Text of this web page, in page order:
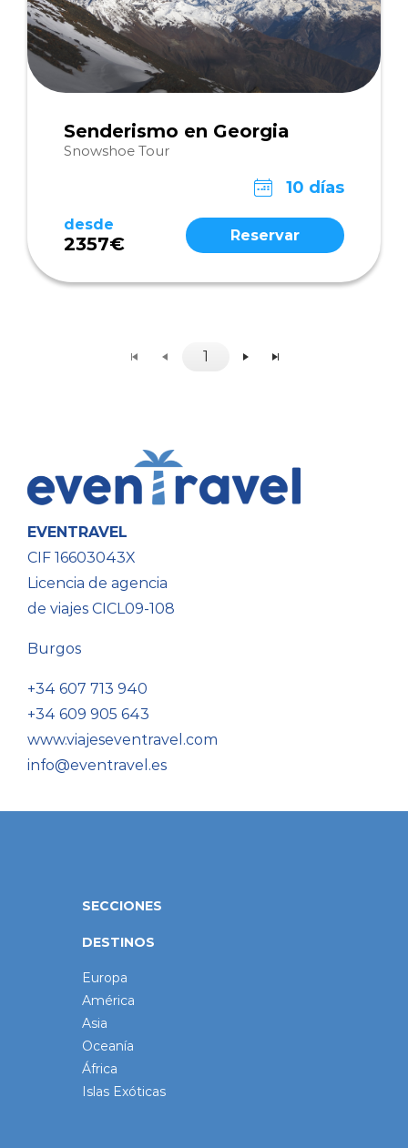
Senderismo en Georgia
Snowshoe Tour
10 días
desde
2357€ Reservar
1
EVENTRAVEL
CIF 16603043X
Licencia de agencia
de viajes CICL09-108
Burgos
+34 607 713 940
+34 609 905 643
www.viajeseventravel.com
info@eventravel.es
SECCIONES
DESTINOS
Europa
América
Asia
Oceanía
África
Islas Exóticas